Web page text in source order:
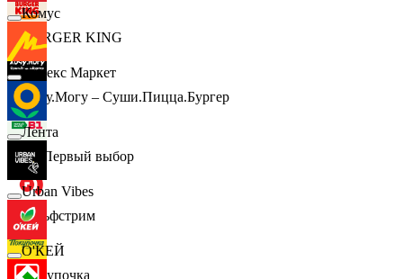
BURGER KING
Хочу.Могу – Суши.Пицца.Бургер
B1 Первый выбор
Гольфстрим
Покупочка
Комус
Яндекс Маркет
Лента
Urban Vibes
О'КЕЙ